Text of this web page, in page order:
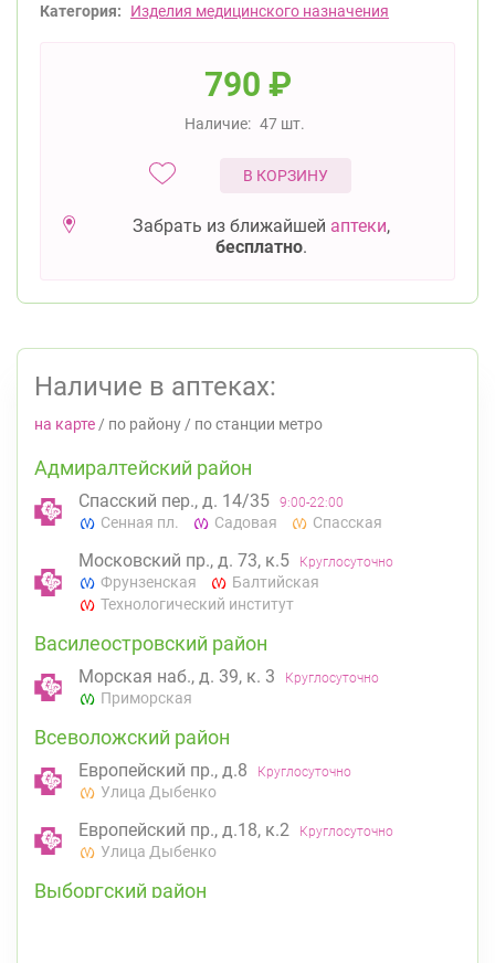
Категория: Изделия медицинского назначения
790 ₽
Наличие: 47 шт.
В КОРЗИНУ
Забрать из ближайшей аптеки,
бесплатно.
Наличие в аптеках:
на карте / по району / по станции метро
Адмиралтейский район
Спасский пер., д. 14/35 9:00-22:00
Сенная пл. Садовая Спасская
Московский пр., д. 73, к.5 Круглосуточно
Фрунзенская
Балтийская
Технологический институт
Василеостровский район
Морская наб., д. 39, к. 3 Круглосуточно
Приморская
Всеволожский район
Европейский пр., д.8 Круглосуточно
Улица Дыбенко
Европейский пр., д.18, к.2 Круглосуточно
Улица Дыбенко
Выборгский район